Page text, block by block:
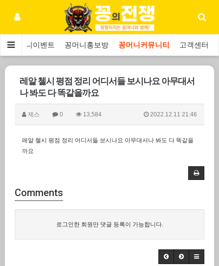
꽁머니이벤트 꽁머니홍보방 꽁머니커뮤니티 고객센터
레알 첼시 평점 정리 어디서들 보시나요 아무대서
나 봐도 다 똑같을까요
제스 0 13,584 2022.12.11 21:46
레알 첼시 평점 정리 어디서들 보시나요 아무대서나 봐도 다 똑같을
까요
Comments
로그인한 회원만 댓글 등록이 가능합니다.